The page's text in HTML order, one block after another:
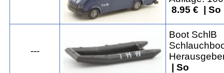
8.95 € | So
---
Boot SchlB
| So